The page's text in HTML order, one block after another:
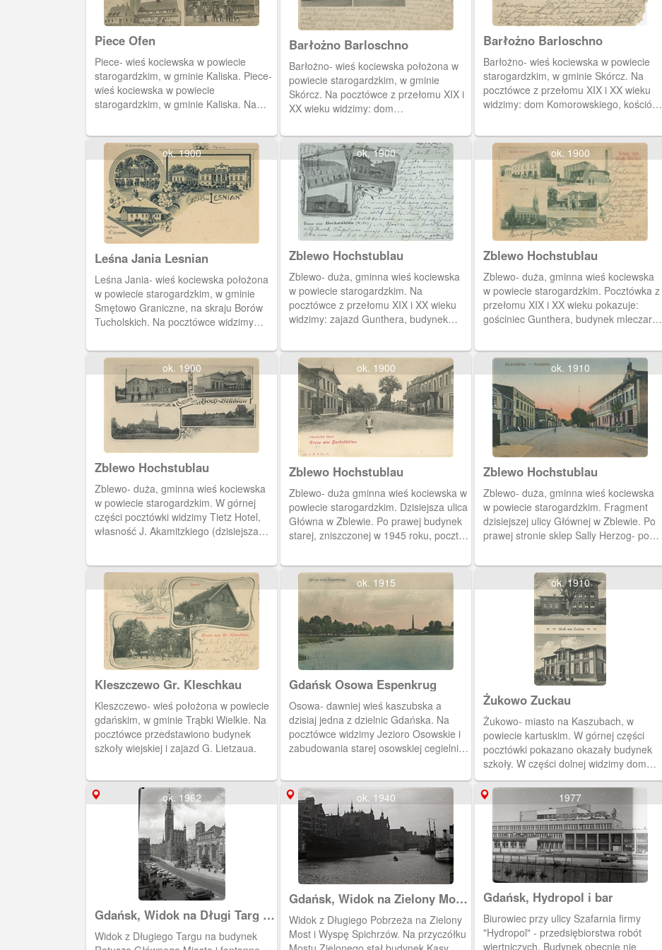
Piece Ofen
Piece- wieś kociewska w powiecie
starogardzkim, w gminie Kaliska. Piece-
wieś kociewska w powiecie
starogardzkim, w gminie Kaliska. Na
panoramę wsi z dużym stawem. Obok
budynek gospody L. Lubatza. W części
dolnej, neobarokowy kościół w trakcie
budowy. Zaprojektował go architekt
Franz Kunst. Poświęcony został 3
sierpnia 1913 roku. Świątynia pod
wezwaniem Najświętszego Serca Pana
Jezusa jest siedzibą parafii. Na ostatnim
zdjęciu widzimy dom towarowy Johanna
Szczygelskiego.
Barłożno Barloschno
Barłożno- wieś kociewska położona w
powiecie starogardzkim, w gminie
Skórcz. Na pocztówce z przełomu XIX i
XX wieku widzimy: dom
rzeźnika Kaschinskiego, budynek
Hotelu de Danzig i szkołę wiejską.
Barłożno Barloschno
Barłożno- wieś kociewska w powiecie
starogardzkim, w gminie Skórcz. Na
pocztówce z przełomu XIX i XX wieku
widzimy: dom Komorowskiego, kościół
pocztowego i mleczarnię.
ok. 1900
Leśna Jania Lesnian
Leśna Jania- wieś kociewska położona
w powiecie starogardzkim, w gminie
Smętowo Graniczne, na skraju Borów
Tucholskich. Na pocztówce widzimy
górnym rogu-budynek administracji
majątku. Poniżej sklep N. Lehmanna.
ok. 1900
Zblewo Hochstublau
Zblewo- duża, gminna wieś kociewska
w powiecie starogardzkim. Na
pocztówce z przełomu XIX i XX wieku
widzimy: zajazd Gunthera, budynek
mleczarnię.
ok. 1900
Zblewo Hochstublau
Zblewo- duża, gminna wieś kociewska
w powiecie starogardzkim. Pocztówka z
przełomu XIX i XX wieku pokazuje:
gościniec Gunthera, budynek mleczarni,
Archanioła i aptekę.
ok. 1900
Zblewo Hochstublau
Zblewo- duża, gminna wieś kociewska
w powiecie starogardzkim. W górnej
części pocztówki widzimy Tietz Hotel,
własność J. Akamitzkiego (dzisiejsza
bryła kościoła p.w. św. Michała
Archanioła i panorama wsi.
ok. 1900
Zblewo Hochstublau
Zblewo- duża gminna wieś kociewska w
powiecie starogardzkim. Dzisiejsza ulica
Główna w Zblewie. Po prawej budynek
starej, zniszczonej w 1945 roku, poczty.
ok. 1910
Zblewo Hochstublau
Zblewo- duża, gminna wieś kociewska
w powiecie starogardzkim. Fragment
dzisiejszej ulicy Głównej w Zblewie. Po
prawej stronie sklep Sally Herzog- po
Kleszczewo Gr. Kleschkau
Kleszczewo- wieś położona w powiecie
gdańskim, w gminie Trąbki Wielkie. Na
pocztówce przedstawiono budynek
szkoły wiejskiej i zajazd G. Lietzaua.
ok. 1915
Gdańsk Osowa Espenkrug
Osowa- dawniej wieś kaszubska a
dzisiaj jedna z dzielnic Gdańska. Na
pocztówce widzimy Jezioro Osowskie i
zabudowania starej osowskiej cegielni.
ok. 1910
Żukowo Zuckau
Żukowo- miasto na Kaszubach, w
powiecie kartuskim. W górnej części
pocztówki pokazano okazały budynek
szkoły. W części dolnej widzimy dom
towarowy Johanna Schmidta.
ok. 1962
Gdańsk, Widok na Długi Targ w
stronę ratusza
Widok z Długiego Targu na budynek
ok. 1940
Gdańsk, Widok na Zielony Most
i Wyspę Spichrzów
Widok z Długiego Pobrzeża na Zielony
Most i Wyspę Spichrzów. Na przyczółku
1977
Gdańsk, Hydropol i bar
Biurowiec przy ulicy Szafarnia firmy
"Hydropol" - przedsiębiorstwa robót
wiertniczych. Budynek obecnie nie